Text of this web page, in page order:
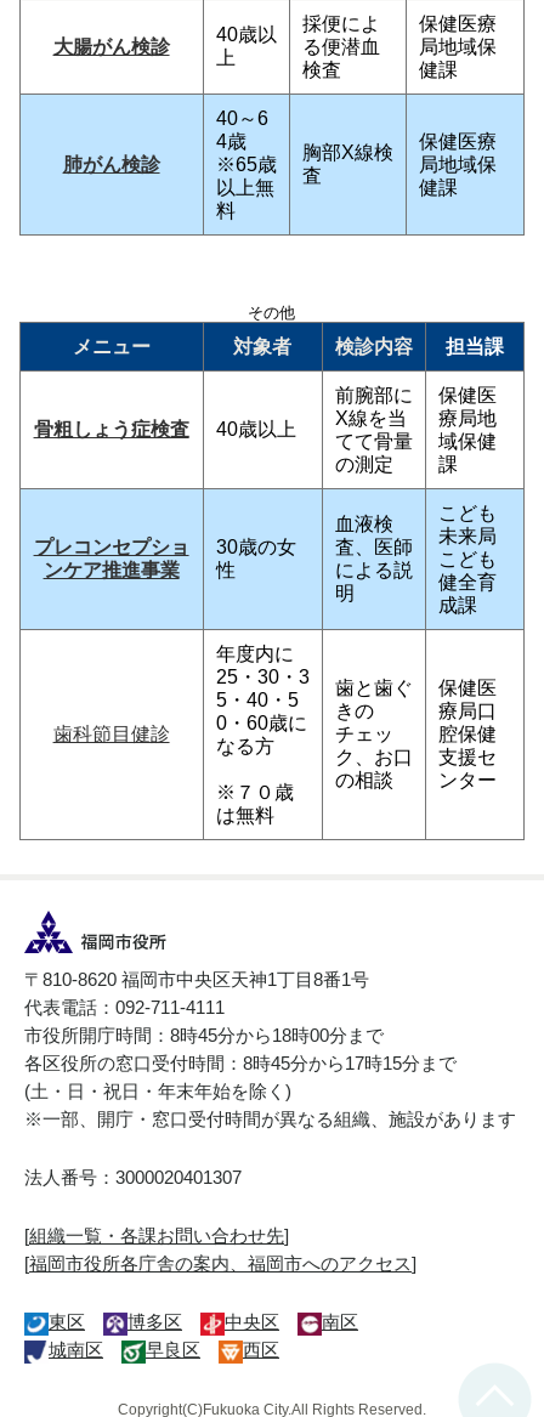
大腸がん検診
40歳以
上
採便によ
る便潜血
検査
保健医療
局地域保
健課
肺がん検診
40～6
4歳
※65歳
以上無
料
胸部X線検
査
保健医療
局地域保
健課
その他
メニュー 対象者 検診内容 担当課
骨粗しょう症検査 40歳以上
前腕部に
X線を当
てて骨量
の測定
保健医
療局地
域保健
課
プレコンセプショ
ンケア推進事業
30歳の女
性
血液検
査、医師
による説
明
こども
未来局
こども
健全育
成課
歯科節目健診
年度内に
25・30・3
5・40・5
0・60歳に
なる方
※７０歳
は無料
歯と歯ぐ
きの
チェッ
ク、お口
の相談
保健医
療局口
腔保健
支援セ
ンター
〒810-8620 福岡市中央区天神1丁目8番1号
代表電話：092-711-4111
市役所開庁時間：8時45分から18時00分まで
各区役所の窓口受付時間：8時45分から17時15分まで
(土・日・祝日・年末年始を除く)
※一部、開庁・窓口受付時間が異なる組織、施設があります
法人番号：3000020401307
[組織一覧・各課お問い合わせ先]
[福岡市役所各庁舎の案内、福岡市へのアクセス]
東区 博多区 中央区
南区
城南区
早良区 西区
Copyright(C)Fukuoka City.All Rights Reserved.